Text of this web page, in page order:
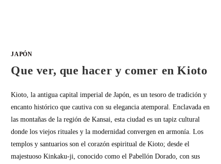
JAPÓN
Que ver, que hacer y comer en Kioto
Kioto, la antigua capital imperial de Japón, es un tesoro de tradición y
encanto histórico que cautiva con su elegancia atemporal. Enclavada en
las montañas de la región de Kansai, esta ciudad es un tapiz cultural
donde los viejos rituales y la modernidad convergen en armonía. Los
templos y santuarios son el corazón espiritual de Kioto; desde el
majestuoso Kinkaku-ji, conocido como el Pabellón Dorado, con sus